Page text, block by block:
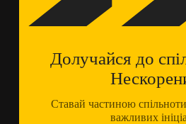
Долучайся до
Ставай частиною
важливих